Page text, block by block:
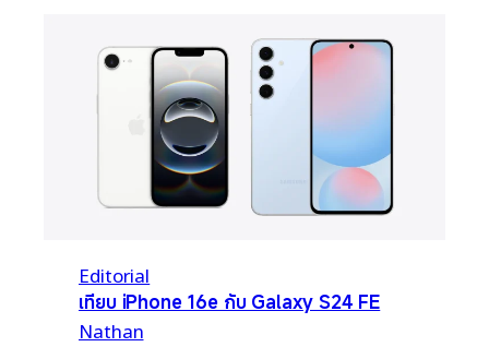
Editorial
เทียบ iPhone 16e กับ Galaxy S24 FE
Nathan